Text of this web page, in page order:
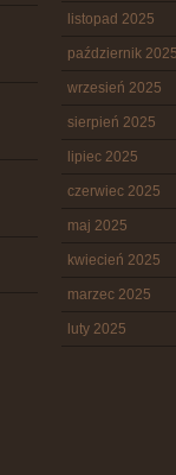
listopad 2025
październik 2025
wrzesień 2025
sierpień 2025
lipiec 2025
czerwiec 2025
maj 2025
kwiecień 2025
marzec 2025
luty 2025